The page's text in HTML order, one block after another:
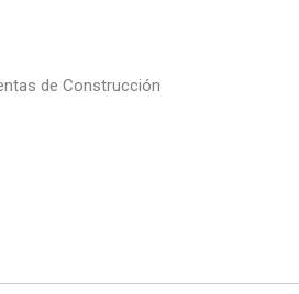
de Construcción